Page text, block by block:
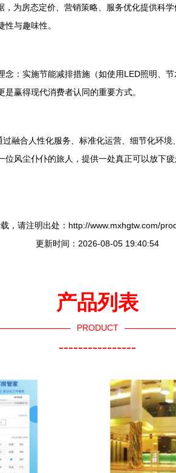
为房态定价、营销策略、服务优化提供科学
与趣味性。
：实施节能减排措施（如使用LED照明、
赢得现代消费者认同的重要方式。
融合人性化服务、标准化运营、细节化环
风尘仆仆的旅人，提供一处真正可以放下
，请注明出处：http://www.mxhgtw.com/
更新时间：2026-08-05 19:40:54
产品列表
PRODUCT
----------------